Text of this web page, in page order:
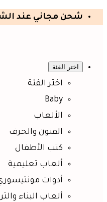
شحن مجاني عند الشراء
اختر الفئة
اختر الفئة
Baby
الألعاب
الفنون والحرف
كتب الأطفال
ألعاب تعليمية
أدوات
ألعاب البناء